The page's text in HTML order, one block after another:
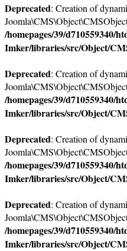
Deprecated: Creation of
/homepages/39/d710559340/
Imker/libraries/src/Object/
Deprecated: Creation of
/homepages/39/d710559340/
Imker/libraries/src/Object/
Deprecated: Creation of
/homepages/39/d710559340/
Imker/libraries/src/Object/
Deprecated: Creation of
/homepages/39/d710559340/
Imker/libraries/src/Object/